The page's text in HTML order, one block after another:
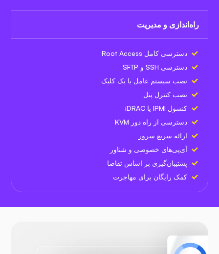
راه‌اندازی و مدیریت
دسترسی کامل Root Access
دسترسی SSH و SFTP
نصب سیستم عامل با یک کلیک
نصب کنترل پنل
کنسول IPMI یا iDRAC
دسترسی از راه دور KVM
ارائه سریع سرور
آی‌پی‌های خصوصی و شناور
پشتیبان‌گیری بر اساس تقاضا
کمک رایگان برای مهاجرت